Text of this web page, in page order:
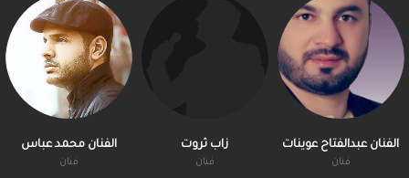
الفنان محمد عباس
فنان
زاب ثروت
فنان
الفنان عبدالفتاح عوينات
فنان